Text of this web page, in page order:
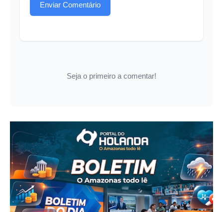
Enviar Comentário
Seja o primeiro a comentar!